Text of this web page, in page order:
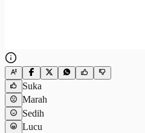
Suka
Marah
Sedih
Lucu